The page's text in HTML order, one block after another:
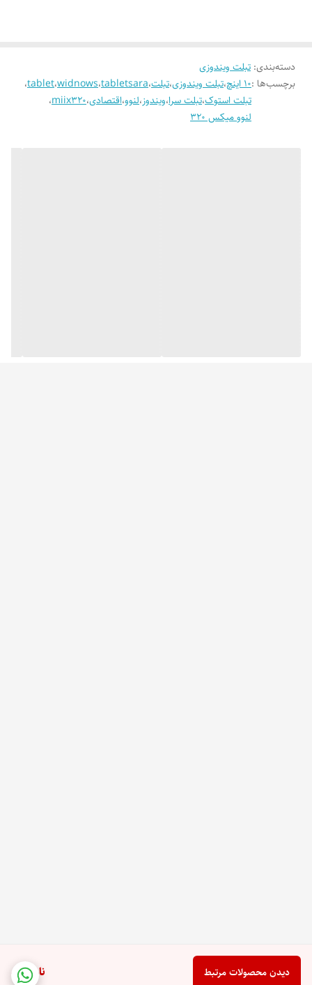
ناموجود دیدن محصولات مرتبط
پورت Micro HDMI ✅
شارژر ✅
دسته‌بندی: تبلت ویندوزی
برچسب‌ها :10 اینچ ،تبلت ویندوزی،تبلت،tabletsara،widnows،tablet،
تبلت استوک،تبلت سرا،ویندوز،لنوو،اقتصادی،miix320،
لنوو میکس 320